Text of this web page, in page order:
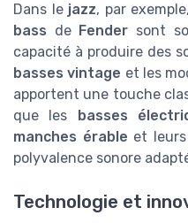
Dans le jazz, par
bass de Fender sont
capacité à produire des
basses vintage et les
apportent une touche
que les
basses
manches érable et leurs
polyvalence sonore
Technologie et